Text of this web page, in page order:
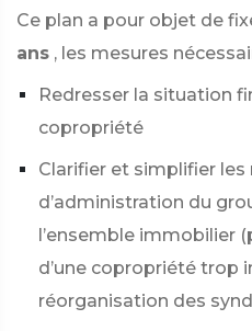
Ce plan a pour objet de
ans , les mesures
Redresser la situation
copropriété
Clarifier et simplifier
d’administration du
l’ensemble immobilier
d’une copropriété trop
réorganisation des